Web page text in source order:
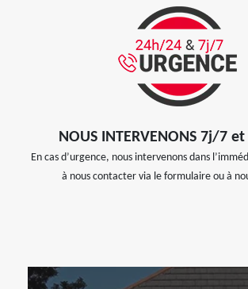
NOUS INTERVENONS 7j/7
En cas d’urgence, nous intervenons dans
à nous contacter via le formulaire ou à